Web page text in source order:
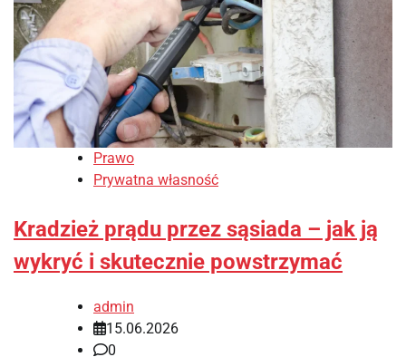
Prawo
Prywatna własność
Kradzież prądu przez sąsiada – jak ją
wykryć i skutecznie powstrzymać
admin
15.06.2026
0